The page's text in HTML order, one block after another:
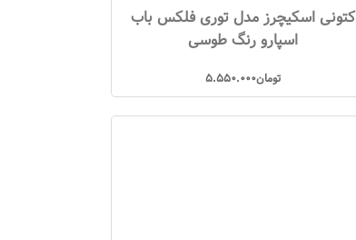
کتونی اسکیچرز مدل توری فلکس باب
اسپارو رنگ طوسی
تومان5.550.000